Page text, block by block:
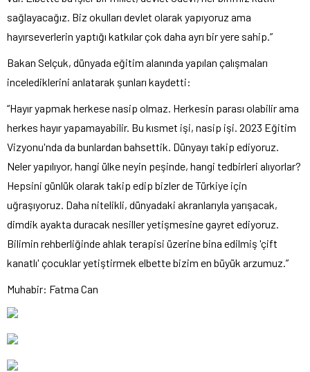
sağlayacağız. Biz okulları devlet olarak yapıyoruz ama
hayırseverlerin yaptığı katkılar çok daha ayrı bir yere sahip.”
Bakan Selçuk, dünyada eğitim alanında yapılan çalışmaları
incelediklerini anlatarak şunları kaydetti:
“Hayır yapmak herkese nasip olmaz. Herkesin parası olabilir ama
herkes hayır yapamayabilir. Bu kısmet işi, nasip işi. 2023 Eğitim
Vizyonu'nda da bunlardan bahsettik. Dünyayı takip ediyoruz.
Neler yapılıyor, hangi ülke neyin peşinde, hangi tedbirleri alıyorlar?
Hepsini günlük olarak takip edip bizler de Türkiye için
uğraşıyoruz. Daha nitelikli, dünyadaki akranlarıyla yarışacak,
dimdik ayakta duracak nesiller yetişmesine gayret ediyoruz.
Bilimin rehberliğinde ahlak terapisi üzerine bina edilmiş 'çift
kanatlı' çocuklar yetiştirmek elbette bizim en büyük arzumuz.”
Muhabir: Fatma Can